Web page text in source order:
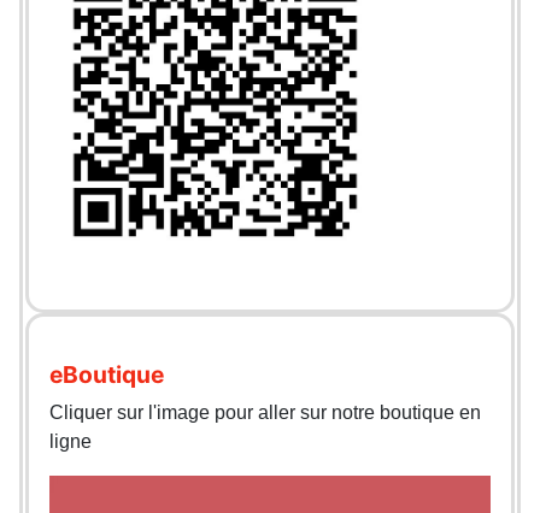
eBoutique
Cliquer sur l'image pour aller sur notre boutique en
ligne